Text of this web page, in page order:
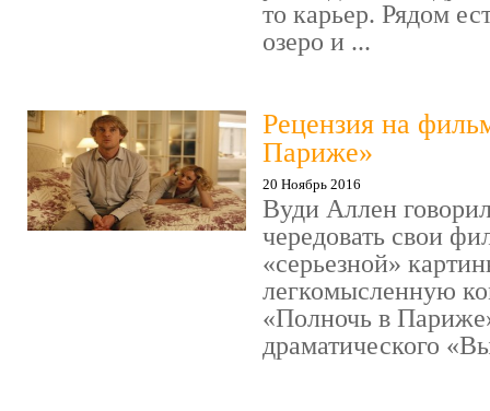
то карьер. Рядом
озеро и ...
Рецензия на
Париже»
20 Ноябрь 2016
Вуди Аллен
чередовать свои
«серьезной»
легкомысленную
«Полночь в
драматического